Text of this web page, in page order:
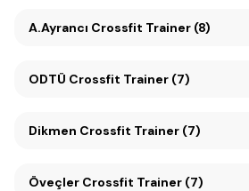
A.Ayrancı Crossfit Trainer (8)
ODTÜ Crossfit Trainer (7)
Dikmen Crossfit Trainer (7)
Öveçler Crossfit Trainer (7)